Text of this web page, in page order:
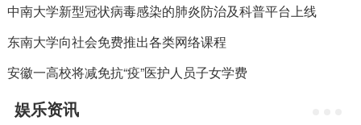
中南大学新型冠状病毒感染的肺炎防治及科普平台上线
东南大学向社会免费推出各类网络课程
安徽一高校将减免抗“疫”医护人员子女学费
娱乐资讯